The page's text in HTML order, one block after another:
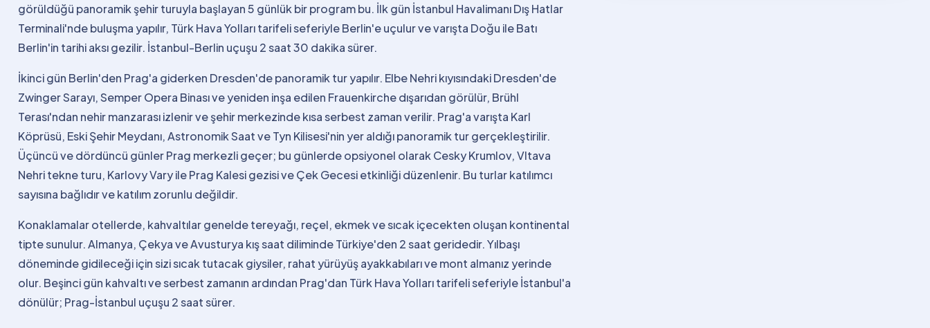
görüldüğü panoramik şehir turuyla başlayan 5 günlük bir program bu. İlk gün İstanbul Havalimanı Dış Hatlar
Terminali'nde buluşma yapılır, Türk Hava Yolları tarifeli seferiyle Berlin'e uçulur ve varışta Doğu ile Batı
Berlin'in tarihi aksı gezilir. İstanbul-Berlin uçuşu 2 saat 30 dakika sürer.
İkinci gün Berlin'den Prag'a giderken Dresden'de panoramik tur yapılır. Elbe Nehri kıyısındaki Dresden'de
Zwinger Sarayı, Semper Opera Binası ve yeniden inşa edilen Frauenkirche dışarıdan görülür, Brühl
Terası'ndan nehir manzarası izlenir ve şehir merkezinde kısa serbest zaman verilir. Prag'a varışta Karl
Köprüsü, Eski Şehir Meydanı, Astronomik Saat ve Tyn Kilisesi'nin yer aldığı panoramik tur gerçekleştirilir.
Üçüncü ve dördüncü günler Prag merkezli geçer; bu günlerde opsiyonel olarak Cesky Krumlov, Vltava
Nehri tekne turu, Karlovy Vary ile Prag Kalesi gezisi ve Çek Gecesi etkinliği düzenlenir. Bu turlar katılımcı
sayısına bağlıdır ve katılım zorunlu değildir.
Konaklamalar otellerde, kahvaltılar genelde tereyağı, reçel, ekmek ve sıcak içecekten oluşan kontinental
tipte sunulur. Almanya, Çekya ve Avusturya kış saat diliminde Türkiye'den 2 saat geridedir. Yılbaşı
döneminde gidileceği için sizi sıcak tutacak giysiler, rahat yürüyüş ayakkabıları ve mont almanız yerinde
olur. Beşinci gün kahvaltı ve serbest zamanın ardından Prag'dan Türk Hava Yolları tarifeli seferiyle İstanbul'a
dönülür; Prag-İstanbul uçuşu 2 saat sürer.